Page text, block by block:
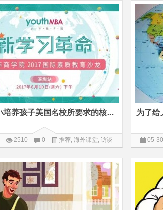
如何从小培养孩子美国名校所要求的核心能力 | 深圳国际教育沙龙报名
2510 0 推荐, 海外课堂, 访谈 05-30